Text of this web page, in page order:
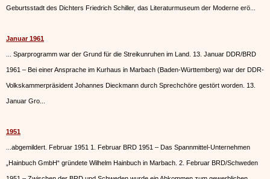
Geburtsstadt des Dichters Friedrich Schiller, das Literaturmuseum der Moderne erö...
Januar 1961
... Sparprogramm war der Grund für die Streikunruhen im Land. 13. Januar DDR/BRD
1961 – Bei einer Ansprache im Kurhaus in Marbach (Baden-Württemberg) war der DDR-
Volkskammerpräsident Johannes Dieckmann durch Sprechchöre gestört worden. 13.
Januar Gro...
1951
...abgemildert. Februar 1951 1. Februar BRD 1951 – Das Spannmittel-Unternehmen
„Hainbuch GmbH“ gründete Wilhelm Hainbuch in Marbach . 2. Februar BRD/Schweden